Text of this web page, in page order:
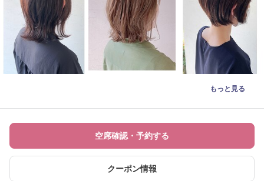
もっと見る
空席確認・予約する
クーポン情報